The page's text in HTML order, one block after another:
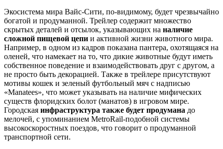
Экосистема мира Вайс-Сити, по-видимому, будет чрезвычайно
богатой и продуманной. Трейлер содержит множество
скрытых деталей и отсылок, указывающих на наличие
сложной пищевой цепи и активной жизни животного мира.
Например, в одном из кадров показана пантера, охотящаяся на
оленей, что намекает на то, что дикие животные будут иметь
собственное поведение и взаимодействовать друг с другом, а
не просто быть декорацией. Также в трейлере присутствуют
мотивы кошек и зеленый футбольный мяч с надписью
«Manatees», что может указывать на наличие мифических
существ флоридских болот (манатов) в игровом мире.
Городская инфраструктура также будет продумана до
мелочей, с упоминанием MetroRail-подобной системы
высокоскоростных поездов, что говорит о продуманной
транспортной сети.